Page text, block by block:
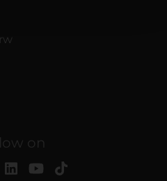
fornito loro o che hanno
servizi.
on